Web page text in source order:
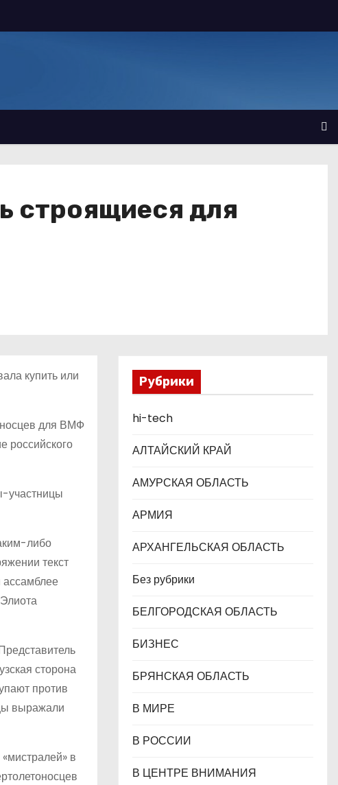
строящиеся для
купить или
для ВМФ
российского
участницы
либо
текст
ассамблее
сторона
против
выражали
в
Рубрики
hi-tech
АЛТАЙСКИЙ КРАЙ
АМУРСКАЯ ОБЛАСТЬ
АРМИЯ
АРХАНГЕЛЬСКАЯ ОБЛАСТЬ
Без рубрики
БЕЛГОРОДСКАЯ ОБЛАСТЬ
БИЗНЕС
БРЯНСКАЯ ОБЛАСТЬ
В МИРЕ
В РОССИИ
В ЦЕНТРЕ ВНИМАНИЯ